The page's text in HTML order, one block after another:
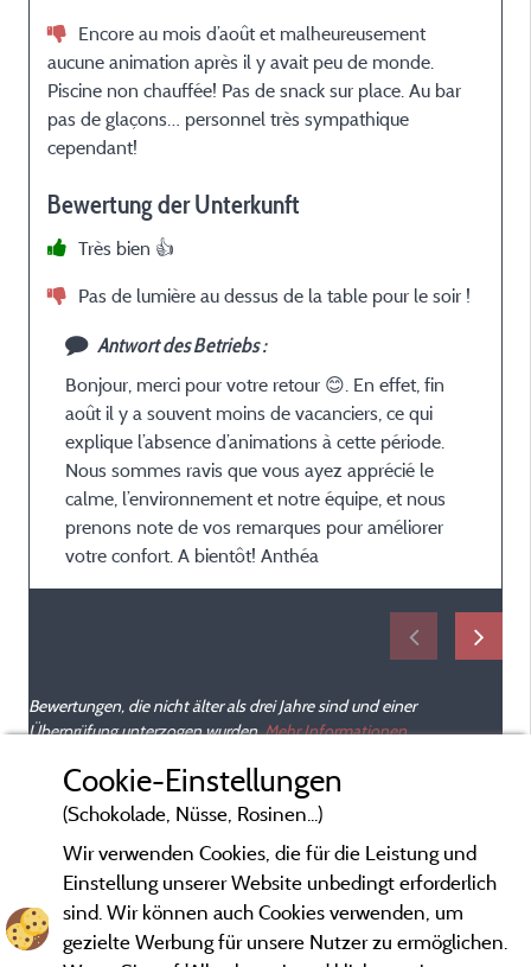
Encore au mois d’août et malheureusement
aucune animation après il y avait peu de monde.
Piscine non chauffée! Pas de snack sur place. Au bar
pas de glaçons… personnel très sympathique
cependant!
Bewertung der Unterkunft
Très bien 👍
Pas de lumière au dessus de la table pour le soir !
Antwort des Betriebs :
Bonjour, merci pour votre retour 😊. En effet, fin
août il y a souvent moins de vacanciers, ce qui
explique l’absence d’animations à cette période.
Nous sommes ravis que vous ayez apprécié le
calme, l’environnement et notre équipe, et nous
prenons note de vos remarques pour améliorer
votre confort. A bientôt! Anthéa
Bewertungen, die nicht älter als drei Jahre sind und einer
Überprüfung unterzogen wurden.Mehr Informationen
Cookie-Einstellungen
(Schokolade, Nüsse, Rosinen...)
Wir verwenden Cookies, die für die Leistung und
Einstellung unserer Website unbedingt erforderlich
sind. Wir können auch Cookies verwenden, um
gezielte Werbung für unsere Nutzer zu ermöglichen.